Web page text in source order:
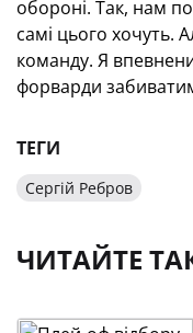
обороні. Так, нам
самі цього хочуть.
команду. Я
форварди
ТЕГИ
Сергій Ребров
ЧИТАЙТЕ